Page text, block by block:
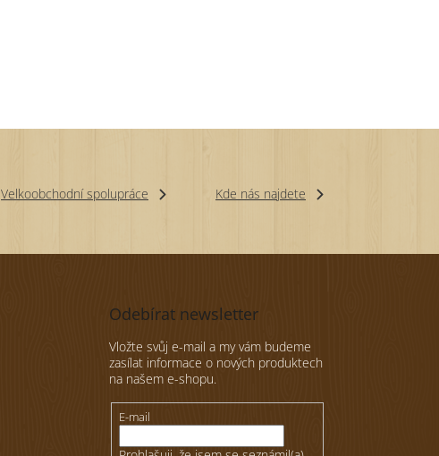
Velkoobchodní spolupráce
Kde nás najdete
Odebírat newsletter
Vložte svůj e-mail a my vám budeme
zasílat informace o nových produktech
na našem e-shopu.
E-mail